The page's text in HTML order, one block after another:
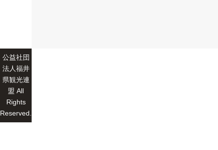
公益社団
法人福井
県観光連
盟 All
Rights
Reserved.